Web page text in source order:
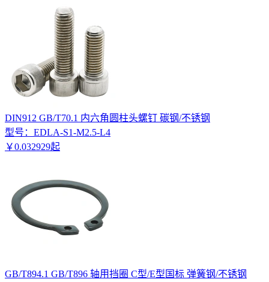
DIN912 GB/T70.1 内六角圆柱头螺钉 碳钢/不锈钢
型号： EDLA-S1-M2.5-L4
￥0.032929起
GB/T894.1 GB/T896 轴用挡圈 C型/E型国标 弹簧钢/不锈钢